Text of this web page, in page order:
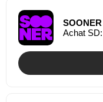
SOONER
Achat